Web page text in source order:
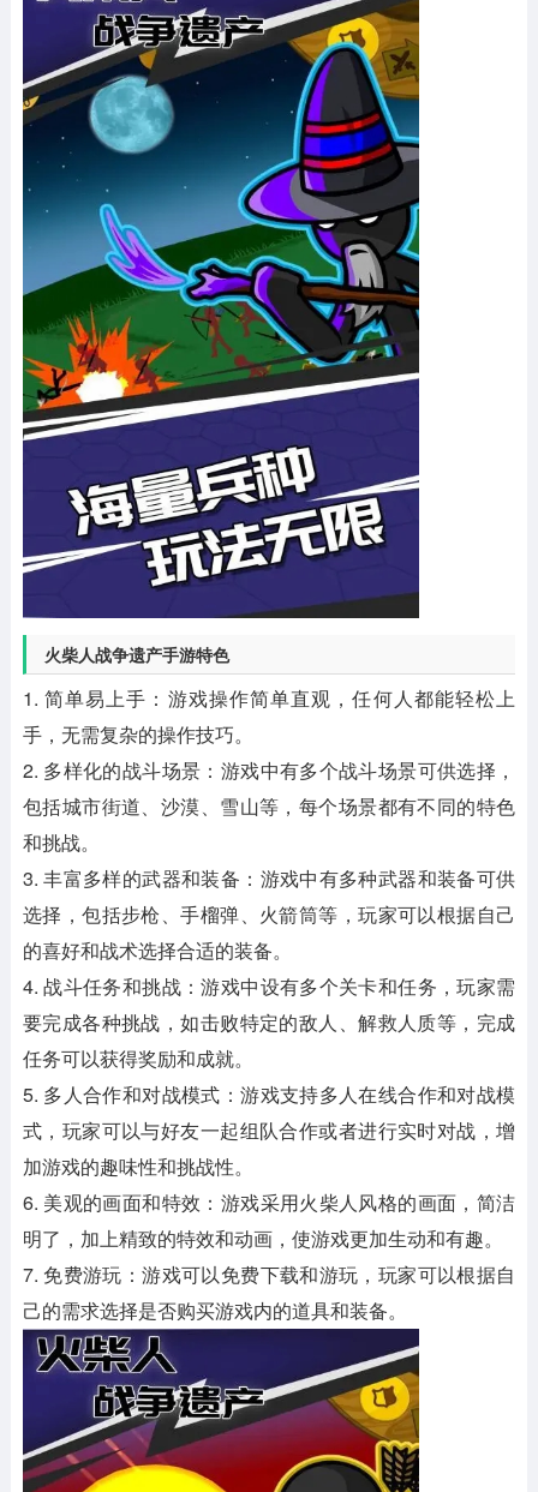
火柴人战争遗产手游特色
1. 简单易上手：游戏操作简单直观，任何人都能轻松上
手，无需复杂的操作技巧。
2. 多样化的战斗场景：游戏中有多个战斗场景可供选择，
包括城市街道、沙漠、雪山等，每个场景都有不同的特色
和挑战。
3. 丰富多样的武器和装备：游戏中有多种武器和装备可供
选择，包括步枪、手榴弹、火箭筒等，玩家可以根据自己
的喜好和战术选择合适的装备。
4. 战斗任务和挑战：游戏中设有多个关卡和任务，玩家需
要完成各种挑战，如击败特定的敌人、解救人质等，完成
任务可以获得奖励和成就。
5. 多人合作和对战模式：游戏支持多人在线合作和对战模
式，玩家可以与好友一起组队合作或者进行实时对战，增
加游戏的趣味性和挑战性。
6. 美观的画面和特效：游戏采用火柴人风格的画面，简洁
明了，加上精致的特效和动画，使游戏更加生动和有趣。
7. 免费游玩：游戏可以免费下载和游玩，玩家可以根据自
己的需求选择是否购买游戏内的道具和装备。